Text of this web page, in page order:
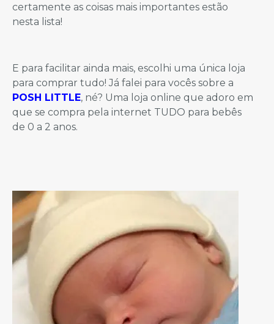
certamente as coisas mais importantes estão
nesta lista!
E para facilitar ainda mais, escolhi uma única loja
para comprar tudo! Já falei para vocês sobre a
POSH LITTLE, né? Uma loja online que adoro em
que se compra pela internet TUDO para bebês
de 0 a 2 anos.